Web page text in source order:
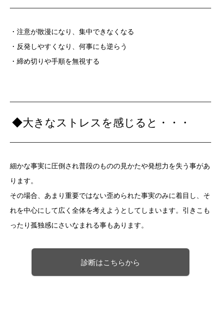
・注意が散漫になり、集中できなくなる
・反発しやすくなり、何事にも逆らう
・締め切りや手順を無視する
◆大きなストレスを感じると・・・
細かな事実に圧倒され普段のものの見かたや発想力を失う事があ
ります。
その場合、あまり重要ではない歪められた事実のみに着目し、そ
れを中心にして広く全体を考えようとしてしまいます。引きこも
ったり孤独感にさいなまれる事もあります。
診断はこちらから